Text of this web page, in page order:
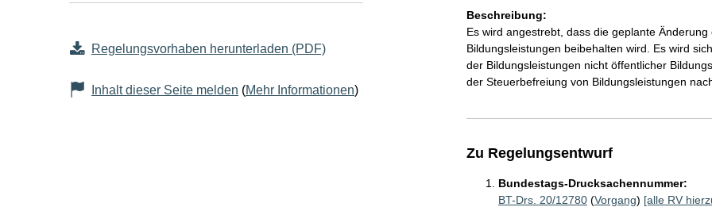
Regelungsvorhaben herunterladen (PDF)
Inhalt dieser Seite melden (Mehr Informationen)
Beschreibung:
Es wird angestrebt, dass die geplante
Bildungsleistungen beibehalten wird. Es wird
der Bildungsleistungen nicht öffentlicher
der Steuerbefreiung von Bildungsleistungen
Zu Regelungsentwurf
Bundestags-Drucksachennummer:
BT-Drs. 20/12780(Vorgang) [alle RV